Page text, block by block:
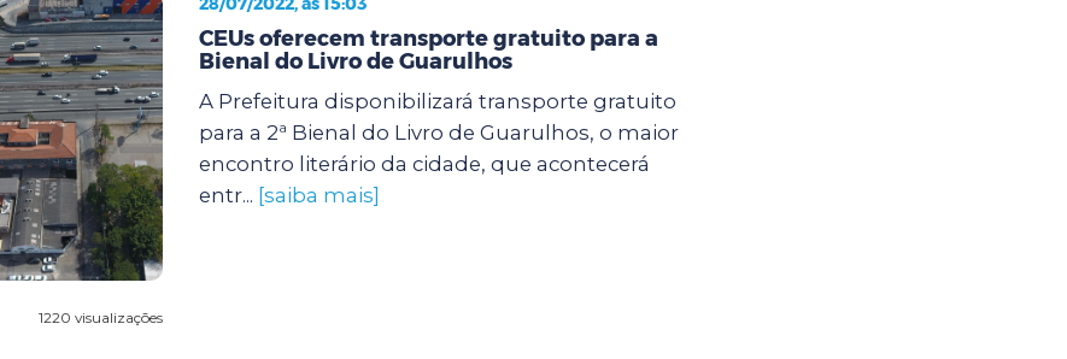
1220 visualizações
CEUs oferecem transporte gratuito para a
Bienal do Livro de Guarulhos
A Prefeitura disponibilizará transporte gratuito
para a 2ª Bienal do Livro de Guarulhos, o maior
encontro literário da cidade, que acontecerá
entr... [saiba mais]